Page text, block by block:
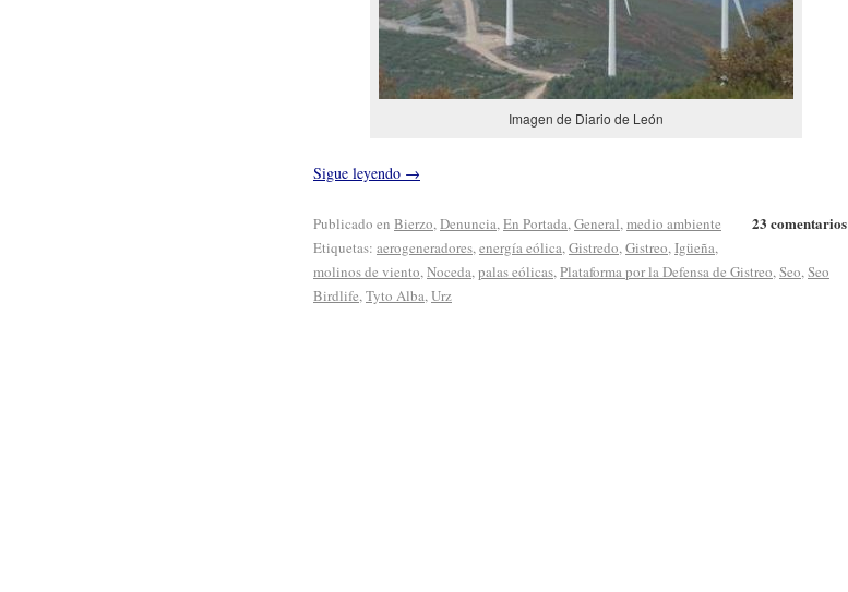
Imagen de Diario de León
Sigue leyendo →
23 comentarios
Publicado en Bierzo,Denuncia,En Portada,General,medio ambiente
Etiquetas: aerogeneradores,energía eólica,Gistredo,Gistreo,Igüeña,
molinos de viento,Noceda,palas eólicas,Plataforma por la Defensa de Gistreo,Seo,Seo
Birdlife,Tyto Alba,Urz